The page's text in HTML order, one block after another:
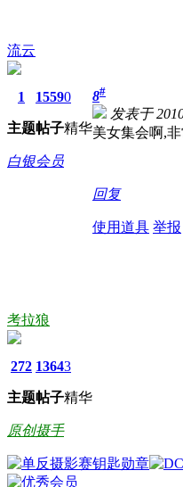
流云
1
主题
1559
帖子
0
精华
白银会员
8#
发表于
美女集会啊,非
回复
使用道具 举报
考拉狼
272
主题
1364
帖子
3
精华
原创摄手